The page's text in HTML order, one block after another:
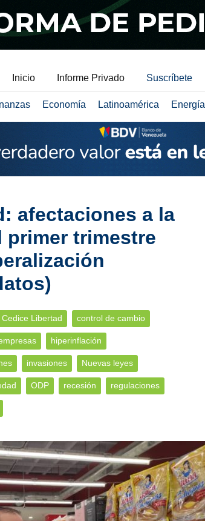
Inicio Informe Privado Suscríbete
Economía Latinoamérica Energía
afectaciones a la
primer trimestre
Cedice Libertad control de cambio
hiperinflación
invasiones Nuevas leyes
ODP recesión regulaciones